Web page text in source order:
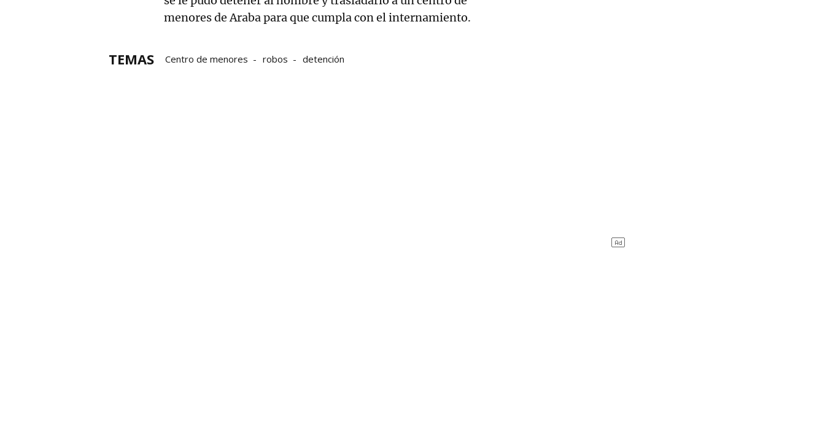
menores de Araba para que cumpla con el internamiento.
TEMAS Centro de menores robos detención